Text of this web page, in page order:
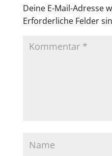
Deine E-Mail-Adresse
Erforderliche Felder